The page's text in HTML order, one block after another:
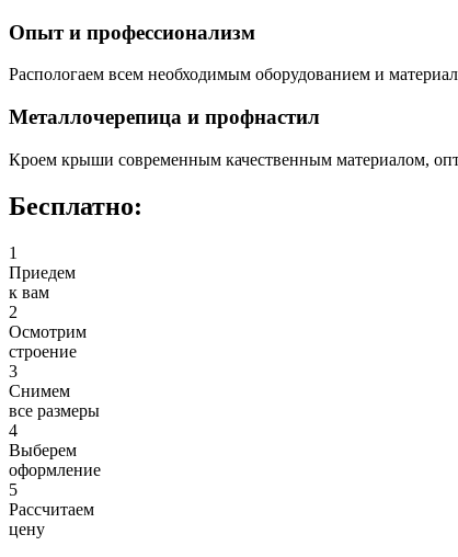
Опыт и профессионализм
Распологаем всем необходимым оборудованием и
Металлочерепица и профнастил
Кроем крыши современным качественным материалом,
Бесплатно:
1
Приедем
к вам
2
Осмотрим
строение
3
Снимем
все размеры
4
Выберем
оформление
5
Рассчитаем
цену